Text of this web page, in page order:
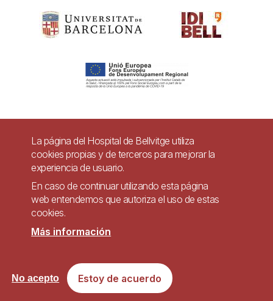
Pie
página
Contacto
Accesibilidad
Política de Privacidad de Sistemas de Videovigilancia
Sitio web accesible de conformidad con el Real Decreto 1112/2018, de 7 de
septiembre, sobre accesibilidad de los sitios web y aplicaciones para
dispositivos móviles del sector público.
La página del Hospital de Bellvitge utiliza
cookies propias y de terceros para mejorar la
experiencia de usuario.
En caso de continuar utilizando esta página
web entendemos que autoriza el uso de estas
cookies.
Más información
Estoy de acuerdo
No acepto